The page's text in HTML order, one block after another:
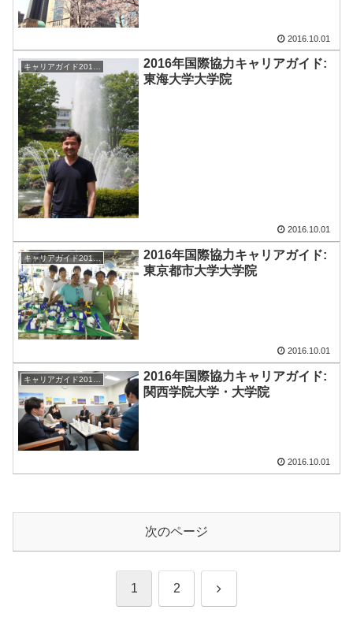
2016.10.01
キャリアガイド2016-17
2016年国際協力キャリアガイド:
東海大学大学院
2016.10.01
キャリアガイド2016-17
2016年国際協力キャリアガイド:
東京都市大学大学院
2016.10.01
キャリアガイド2017-18
2016年国際協力キャリアガイド:
関西学院大学・大学院
2016.10.01
次のページ
1 2 次